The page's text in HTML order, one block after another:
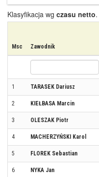
Klasyfikacja wg czasu netto.
Msc Zawodnik
1 TARASEK Dariusz
2 KIEŁBASA Marcin
3 OLESZAK Piotr
4 MACHERZYŃSKI Karol
5 FLOREK Sebastian
6 NYKA Jan